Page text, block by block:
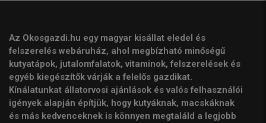
Az Okosgazdi.hu egy magyar kisállat eledel és
felszerelés webáruház, ahol megbízható minőségű
kutyatápok, jutalomfalatok, vitaminok, felszerelések és
egyéb kiegészítők várják a felelős gazdikat.
Kínálatunkat állatorvosi ajánlások és valós felhasználói
igények alapján építjük, hogy kutyáknak, macskáknak
és más kedvenceknek is könnyen megtaláld a legjobb